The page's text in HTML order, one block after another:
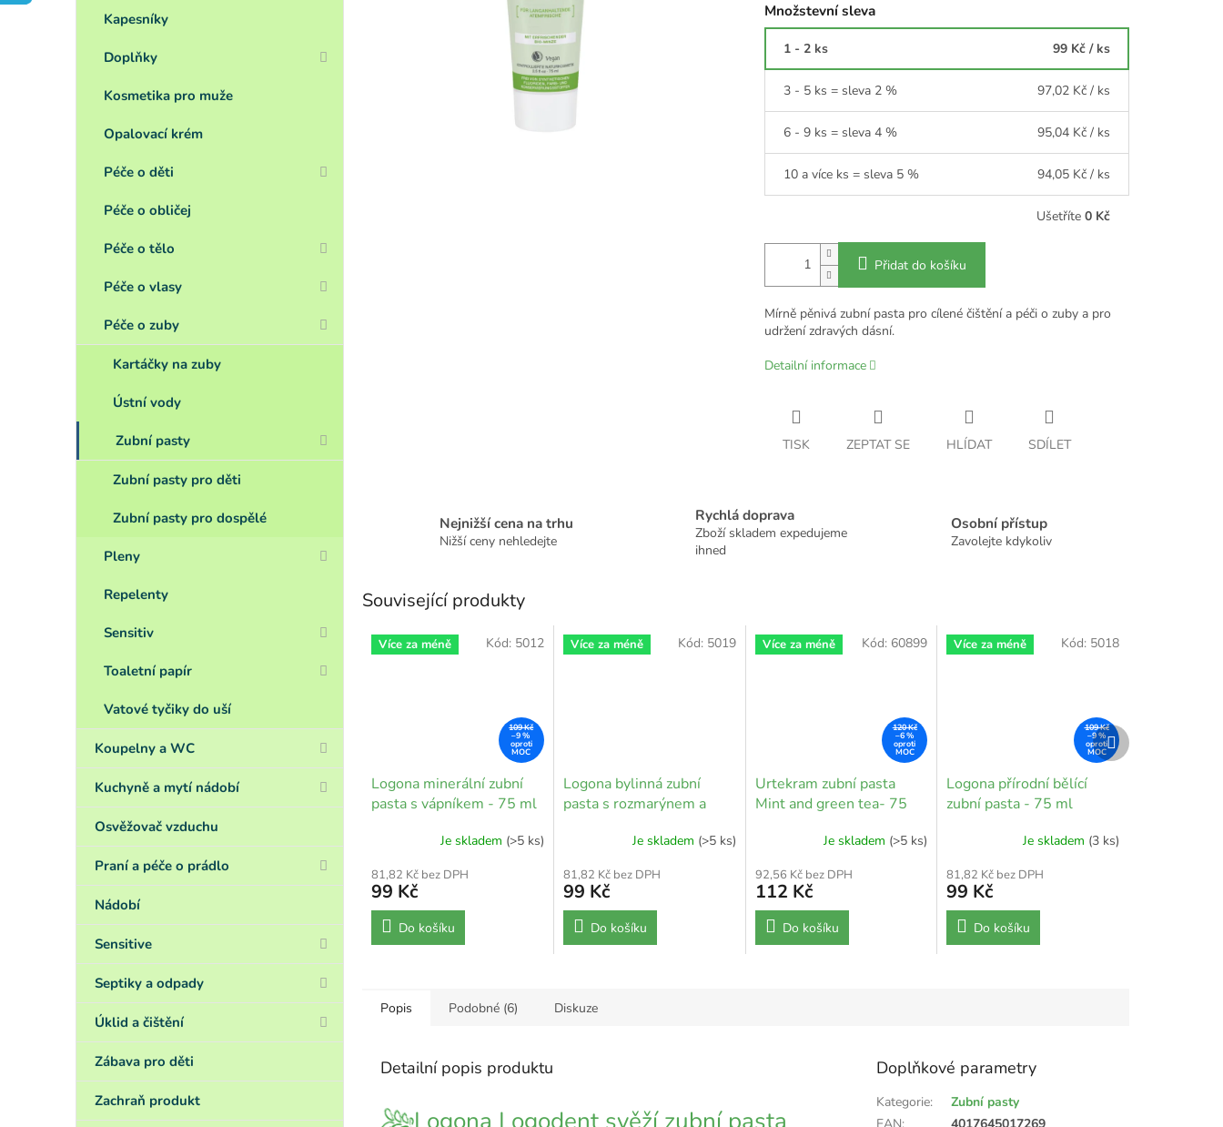
Kapesníky
Doplňky
Kosmetika pro muže
Opalovací krém
Péče o děti
Péče o obličej
Péče o tělo
Péče o vlasy
Péče o zuby
Kartáčky na zuby
Ústní vody
Zubní pasty
Zubní pasty pro děti
Zubní pasty pro dospělé
Pleny
Repelenty
Sensitiv
Toaletní papír
Vatové tyčiky do uší
Koupelny a WC
Kuchyně a mytí nádobí
Osvěžovač vzduchu
Praní a péče o prádlo
Nádobí
Sensitive
Septiky a odpady
Úklid a čištění
Zábava pro děti
Zachraň produkt
Množstevní sleva
1 - 2 ks 99 Kč / ks
3 - 5 ks = sleva 2 % 97,02 Kč / ks
6 - 9 ks = sleva 4 % 95,04 Kč / ks
10 a více ks = sleva 5 % 94,05 Kč / ks
Ušetříte 0 Kč
Přidat do košíku
Mírně pěnivá zubní pasta pro cílené čištění a péči o zuby a pro
udržení zdravých dásní.
Detailní informace
TISK ZEPTAT SE HLÍDAT SDÍLET
Nejnižší cena na trhu
Nižší ceny nehledejte
Rychlá doprava
Zboží skladem expedujeme
ihned
Osobní přístup
Zavolejte kdykoliv
Související produkty
Více za méně
109 Kč
–9 %
Logona minerální zubní
pasta s vápníkem - 75 ml
Je skladem (>5 ks)
81,82 Kč bez DPH
99 Kč
Do košíku
Kód: 5012 Více za méně
Logona bylinná zubní
pasta s rozmarýnem a
Je skladem (>5 ks)
81,82 Kč bez DPH
99 Kč
Do košíku
Kód: 5019 Více za méně
120 Kč
–6 %
Urtekram zubní pasta
Mint and green tea- 75
Je skladem (>5 ks)
92,56 Kč bez DPH
112 Kč
Do košíku
Kód: 60899 Více za méně
109 Kč
–9 %
Logona přírodní bělící
zubní pasta - 75 ml
Je skladem (3 ks)
81,82 Kč bez DPH
99 Kč
Do košíku
Kód: 5018
Další
produkt
Popis Podobné (6) Diskuze
Detailní popis produktu Doplňkové parametry
Kategorie:
Zubní pasty